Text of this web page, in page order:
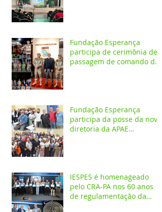
Fundação Esperança
participa de cerimônia de
passagem de comando do
Fundação Esperança
participa da posse da nova
diretoria da APAE
IESPES é homenageado
pelo CRA-PA nos 60 anos
de regulamentação da